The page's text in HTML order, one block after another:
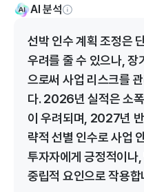
AI 분석
선박 인수 계획 조정은
우려를 줄 수 있으나, 장
으로써 사업 리스크를
다. 2026년 실적은 소
이 우려되며, 2027년
략적 선별 인수로 사업
투자자에게 긍정적이나,
중립적 요인으로 작용합